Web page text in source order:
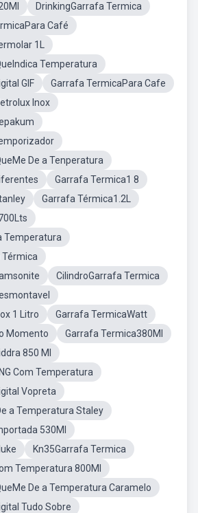
DrinkingGarrafa Termica
Café
1L
Temperatura
GIF
Garrafa TermicaPara Cafe
Inox
De a Tenperatura
Garrafa Termica1 8
Garrafa Térmica1.2L
Temperatura
Térmica
CilindroGarrafa Termica
1 Litro
Garrafa TermicaWatt
Momento
Garrafa Termica380Ml
850 Ml
Com Temperatura
Vopreta
a Temperatura Staley
530Ml
Kn35Garrafa Termica
Temperatura 800Ml
De a Temperatura Caramelo
Tudo Sobre